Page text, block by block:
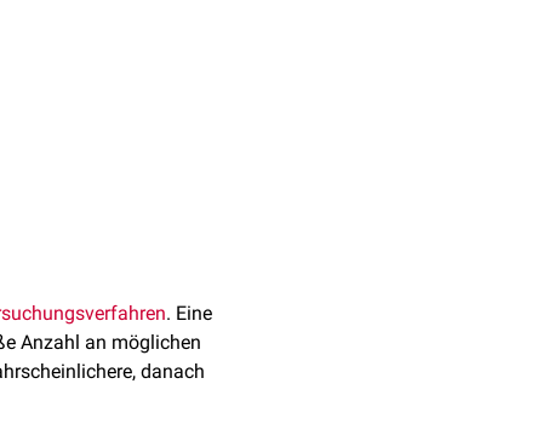
. Eine
Anzahl an möglichen
danach